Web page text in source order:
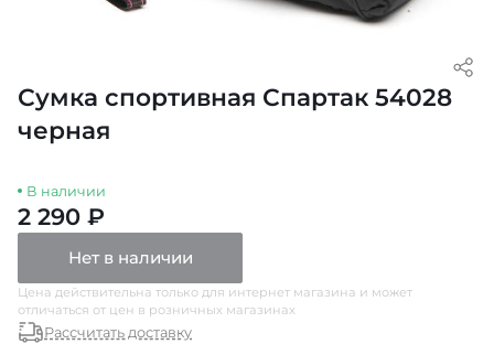
Сумка спортивная Спартак 54028
черная
В наличии
2 290 ₽
Нет в наличии
Цена действительна только для интернет магазина и может
отличаться от цен в розничных магазинах
Рассчитать доставку